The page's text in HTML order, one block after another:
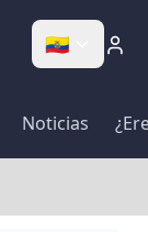
🇪🇨
Noticias